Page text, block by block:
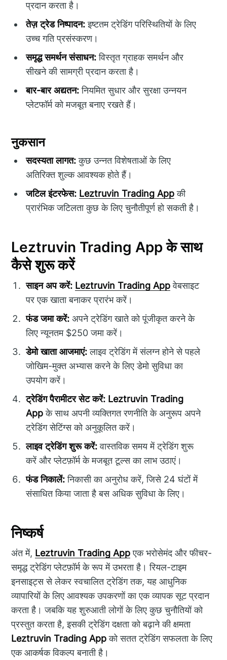
प्रदान करता है।
तेज़ ट्रेड निष्पादन:इष्टतम ट्रेडिंग परिस्थितियों के लिए
उच्च गति प्रसंस्करण।
समृद्ध समर्थन संसाधन:विस्तृत ग्राहक समर्थन और
सीखने की सामग्री प्रदान करता है।
बार-बार अद्यतन:नियमित सुधार और सुरक्षा उन्नयन
प्लेटफॉर्म को मजबूत बनाए रखते हैं।
नुकसान
सदस्यता लागत:कुछ उन्नत विशेषताओं के लिए
अतिरिक्त शुल्क आवश्यक होते हैं।
जटिल इंटरफेस: Leztruvin Trading Appकी
प्रारंभिक जटिलता कुछ के लिए चुनौतीपूर्ण हो सकती है।
Leztruvin Trading App के साथ
कैसे शुरू करें
साइन अप करें: Leztruvin Trading Appवेबसाइट
पर एक खाता बनाकर प्रारंभ करें।
फंड जमा करें: अपने ट्रेडिंग खाते को पूंजीकृत करने के
लिए न्यूनतम $250 जमा करें।
डेमो खाता आजमाएं:लाइव ट्रेडिंग में संलग्न होने से पहले
जोखिम-मुक्त अभ्यास करने के लिए डेमो सुविधा का
उपयोग करें।
ट्रेडिंग पैरामीटर सेट करें: Leztruvin Trading
Appके साथ अपनी व्यक्तिगत रणनीति के अनुरूप अपने
ट्रेडिंग सेटिंग्स को अनुकूलित करें।
लाइव ट्रेडिंग शुरू करें:वास्तविक समय में ट्रेडिंग शुरू
करें और प्लेटफ़ॉर्म के मजबूत टूल्स का लाभ उठाएं।
फंड निकालें:निकासी का अनुरोध करें, जिसे 24 घंटों में
संसाधित किया जाता है बस अधिक सुविधा के लिए।
निष्कर्ष
अंत में, Leztruvin Trading Appएक भरोसेमंद और फीचर-
समृद्ध ट्रेडिंग प्लेटफ़ॉर्म के रूप में उभरता है। रियल-टाइम
इनसाइट्स से लेकर स्वचालित ट्रेडिंग तक, यह आधुनिक
व्यापारियों के लिए आवश्यक उपकरणों का एक व्यापक सूट प्रदान
करता है। जबकि यह शुरुआती लोगों के लिए कुछ चुनौतियों को
प्रस्तुत करता है, इसकी ट्रेडिंग दक्षता को बढ़ाने की क्षमता
Leztruvin Trading Appको सतत ट्रेडिंग सफलता के लिए
एक आकर्षक विकल्प बनाती है।